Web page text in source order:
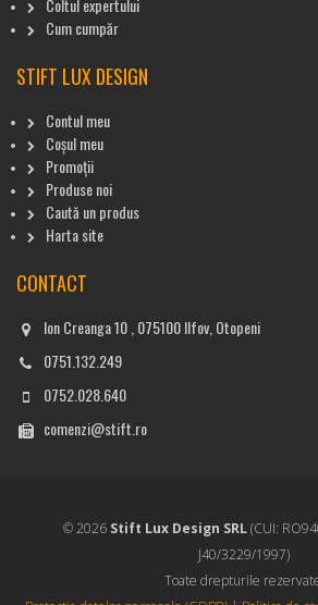
Coltul expertului
Cum cumpăr
STIFT LUX DESIGN
Contul meu
Coșul meu
Promoții
Produse noi
Caută un produs
Harta site
CONTACT
Ion Creanga 10 , 075100 Ilfov, Otopeni
0751.132.249
0752.028.640
comenzi@stift.ro
© 2026 Stift Lux Design SRL(CUI:
J40/3229/1997)
Toate drepturile